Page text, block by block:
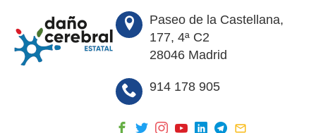
Paseo de la Castellana,
177, 4ª C2
28046 Madrid
914 178 905